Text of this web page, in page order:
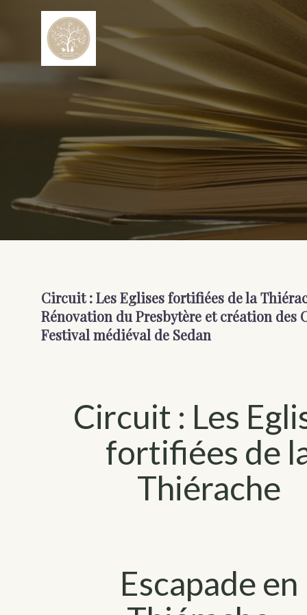
Circuit : Les Eglises fortifiées de la
Rénovation du Presbytère et création des
Festival médiéval de Sedan
Circuit : Les
fortifiées de
Thiérache
Escapade en